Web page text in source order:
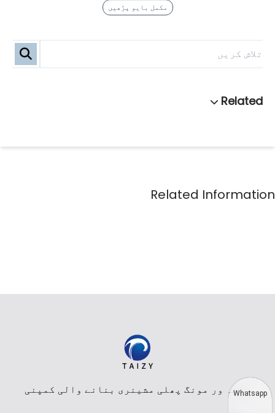
مکمل بایو پڑھیں
پیشہ ور مونگ پھلی مشینری بنانے والی کمپنیWhatsapp